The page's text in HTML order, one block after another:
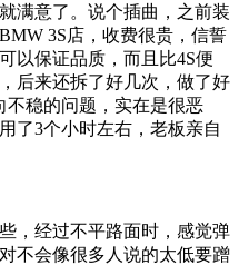
满意了。说个插曲，之前装
3S店，收费很贵，信誓
以保证品质，而且比4S便
后来还拆了好几次，做了好
不稳的问题，实在是很恶
了3个小时左右，老板亲自
经过不平路面时，感觉弹
不会像很多人说的太低要蹭